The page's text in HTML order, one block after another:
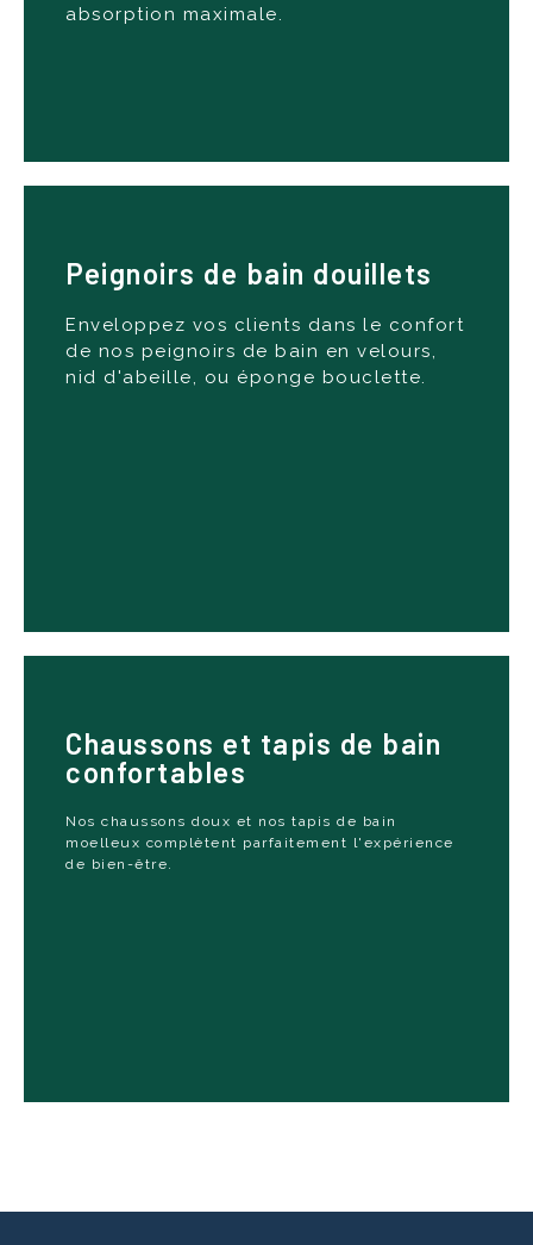
absorption maximale.
Peignoirs de bain douillets
Enveloppez vos clients dans le confort
de nos peignoirs de bain en velours,
nid d'abeille, ou éponge bouclette.
Offerts dans une variété de styles, dont le col
châle luxueux, le kimono élégant et le modèle à
capuche pour plus de praticité, nos peignoirs
sont disponibles dans des tons unis ou fantaisie
Chaussons et tapis de bain
confortables
Nos chaussons doux et nos tapis de bain
moelleux complètent parfaitement l'expérience
de bien-être.
Les chaussons, proposés en éponge
ou polaire, assurent un confort pieds-
nus, tandis que nos tapis de bain, avec
leur base antidérapante et leur texture
absorbante, garantissent sécurité et